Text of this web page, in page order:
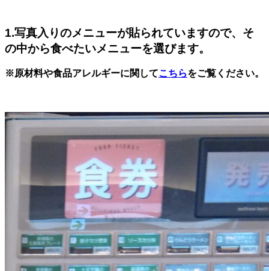
1.写真入りのメニューが貼られていますので、そ
の中から食べたいメニューを選びます。
※原材料や食品アレルギーに関してこちらをご覧ください。